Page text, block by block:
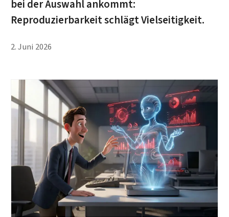
bei der Auswahl ankommt:
Reproduzierbarkeit schlägt Vielseitigkeit.
2. Juni 2026